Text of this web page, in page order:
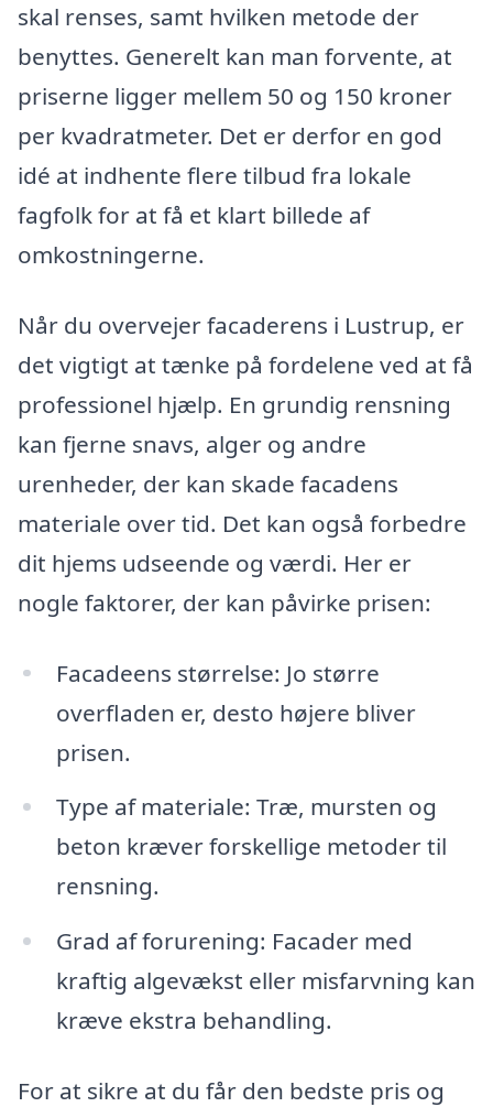
skal renses, samt hvilken metode der
benyttes. Generelt kan man forvente, at
priserne ligger mellem 50 og 150 kroner
per kvadratmeter. Det er derfor en god
idé at indhente flere tilbud fra lokale
fagfolk for at få et klart billede af
omkostningerne.
Når du overvejer facaderens i Lustrup, er
det vigtigt at tænke på fordelene ved at få
professionel hjælp. En grundig rensning
kan fjerne snavs, alger og andre
urenheder, der kan skade facadens
materiale over tid. Det kan også forbedre
dit hjems udseende og værdi. Her er
nogle faktorer, der kan påvirke prisen:
Facadeens størrelse: Jo større
overfladen er, desto højere bliver
prisen.
Type af materiale: Træ, mursten og
beton kræver forskellige metoder til
rensning.
Grad af forurening: Facader med
kraftig algevækst eller misfarvning kan
kræve ekstra behandling.
For at sikre at du får den bedste pris og